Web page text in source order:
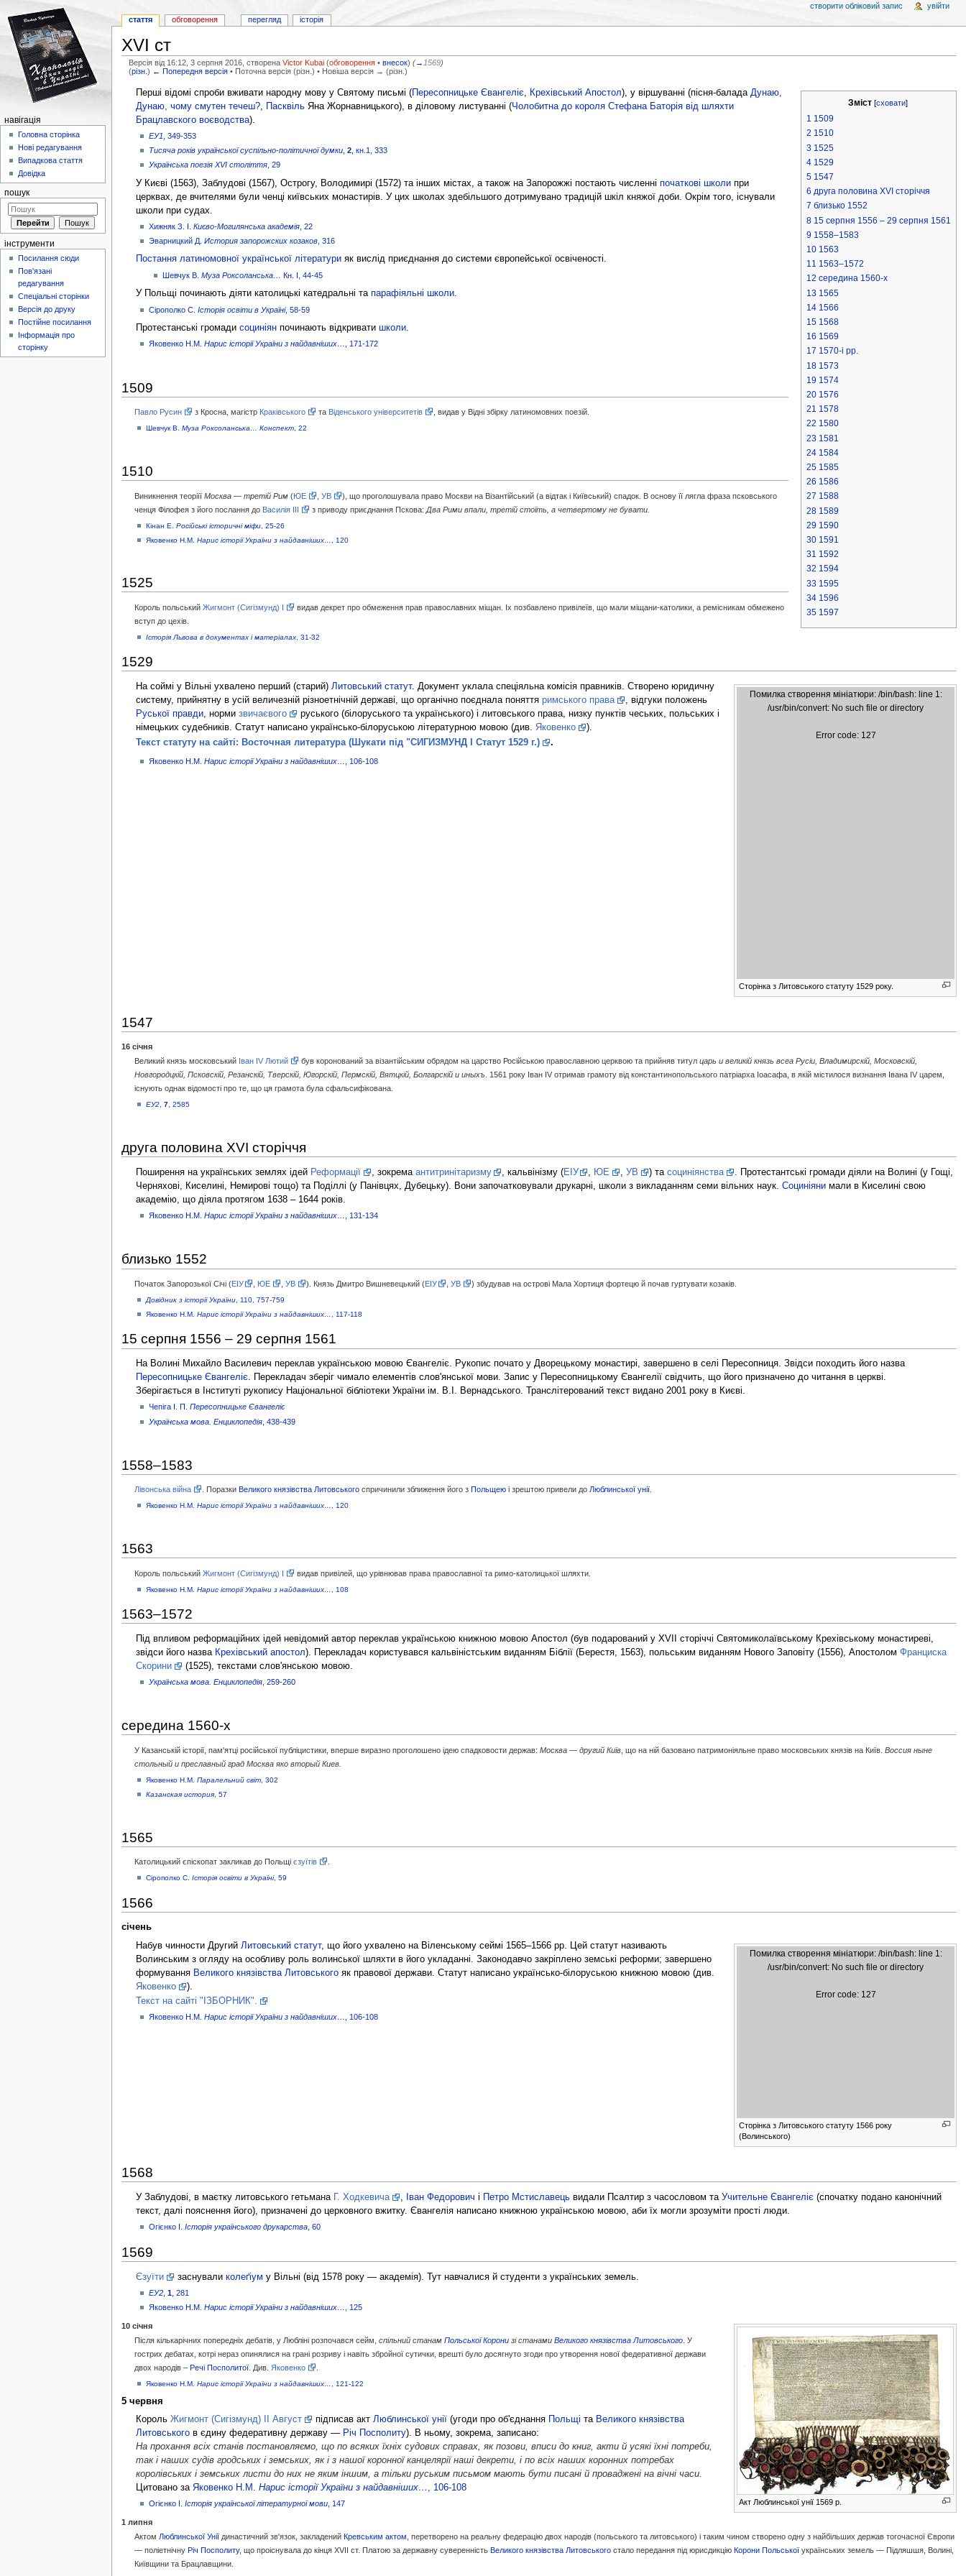
XVI ст
Версія від 16:12, 3 серпня 2016, створенаVictor Kubai (обговорення •внесок) (→ 1569)
(різн.) ← Попередня версія • Поточна версія (різн.) • Новіша версія → (різн.)
Зміст[сховати]
1 1509
2 1510
3 1525
4 1529
5 1547
6 друга половина XVI сторіччя
7 близько 1552
8 15 серпня 1556 – 29 серпня 1561
9 1558–1583
10 1563
11 1563–1572
12 середина 1560-х
13 1565
14 1566
15 1568
16 1569
17 1570-і pp.
18 1573
19 1574
20 1576
21 1578
22 1580
23 1581
24 1584
25 1585
26 1586
27 1588
28 1589
29 1590
30 1591
31 1592
32 1594
33 1595
34 1596
35 1597
Перші відомі спроби вживати народну мову у Святому письмі (Пересопницьке Євангеліє, Крехівський Апостол), у віршуванні (пісня-балада Дунаю,
Дунаю, чому смутен течеш?, ПасквільЯна Жорнавницького), в діловому листуванні (Чолобитна до короля Стефана Баторія від шляхти
Брацлавского воєводства).
ЕУ1 , 349-353
Тисяча років української суспільно-політичної думки ,2 , кн.1, 333
Українська поезія XVI століття , 29
У Києві (1563), Заблудові (1567), Острогу, Володимирі (1572) та інших містах, а також на Запорожжі постають численні початкові школипри
церквах, де вчителями були ченці київських монастирів. У цих школах здебільшого дотримувано традицій шкіл княжої доби. Окрім того, існували
школи при судах.
Хижняк З. І.Києво-Могилянська академія , 22
Эварницкий Д.История запорожских козаков , 316
Постання латиномовної української літературияк вислід приєднання до системи європейської освіченості.
Шевчук В. Муза Роксоланська… Кн. І, 44-45
У Польщі починають діяти католицькі катедральні та парафіяльні школи.
Сірополко С.Історія освіти в Україні, 58-59
Протестанські громади социніянпочинають відкривати школи.
Яковенко Н.М.Нарис історії України з найдавніших…, 171-172
1509
Павло Русин з Кросна, магістр Краківського та Віденського університетів , видав у Відні збірку латиномовних поезій.
Шевчук В.Муза Роксоланська… Конспект, 22
1510
Виникнення теоріїї Москва — третій Рим(ЮЕ УВ
), що проголошувала право Москви на Візантійський (а відтак і Київський) спадок. В основу її лягла фраза псковського
ченця Філофея з його послання до Василія III з приводу приєднання Пскова: Два Рими впали, третій стоїть, а четвертому не бувати.
Кінан Е.Російські історичні міфи , 25-26
Яковенко Н.М.Нарис історії України з найдавніших… , 120
1525
Король польський Жигмонт (Сигізмунд) I
видав декрет про обмеження прав православних міщан. Іх позбавлено привілеїв, що мали міщани-католики, а ремісникам обмежено
вступ до цехів.
Історія Львова в документах і матеріалах , 31-32
1529
Помилка створення мініатюри: /bin/bash: line 1:
/usr/bin/convert: No such file or directory
Error code: 127
Сторінка з Литовського статуту 1529 року.
На соймі у Вільні ухвалено перший (старий) Литовський статут. Документ уклала спеціяльна комісія правників. Створено юридичну
систему, прийнятну в усій величезній різноетнічній державі, що органічно поєднала поняття римського права
, відгуки положень
Руської правди, норми звичаєвого
руського (білоруського та українського) і литовського права, низку пунктів чеських, польських і
німецьких судебників. Статут написано українсько-білоруською літературною мовою (див. Яковенко
).
Текст статуту на сайті: Восточная литература (Шукати під "СИГИЗМУНД I Статут 1529 г.)
.
Яковенко Н.М.Нарис історії України з найдавніших… , 106-108
1547
16 січня
Великий князь московський Іван IV Лютий був коронований за візантійським обрядом на царство Російською православною церквою та прийняв титул царь и великій князь всеа Русіи, Владимирскій, Московскій,
Новгородцкій, Псковскій, Резанскій, Тверскій, Югорскій, Пермскій, Вятцкій, Болгарскій и иныхъ. 1561 року Іван IV отримав грамоту від константинопольського патріарха Іоасафа, в якій містилося визнання Івана IV царем,
існують однак відомості про те, що ця грамота була сфальсифікована.
ЕУ2,7, 2585
друга половина XVI сторіччя
Поширення на українських землях ідей Реформації , зокрема антитринітаризму , кальвінізму (ЕІУ ЮЕ УВ ) та социніянства
. Протестантські громади діяли на Волині (у Гощі,
Черняхові, Киселині, Немирові тощо) та Поділлі (у Панівцях, Дубецьку). Вони започатковували друкарні, школи з викладанням семи вільних наук. Социніянимали в Киселині свою
академію, що діяла протягом 1638 – 1644 років.
Яковенко Н.М.Нарис історії України з найдавніших… , 131-134
близько 1552
Початок Запорозької Січі (ЕІУ ЮЕ УВ ). Князь Дмитро Вишневецький (ЕІУ УВ ) збудував на острові Мала Хортиця фортецю й почав гуртувати козаків.
Довідник з історії України , 110, 757-759
Яковенко Н.М.Нарис історії України з найдавніших… , 117-118
15 серпня 1556 – 29 серпня 1561
На Волині Михайло Василевич переклав українською мовою Євангеліє. Рукопис почато у Дворецькому монастирі, завершено в селі Пересопниця. Звідси походить його назва
Пересопницьке Євангеліє. Перекладач зберіг чимало елементів слов'янської мови. Запис у Пересопницькому Євангеліїсвідчить, що його призначено до читання в церкві.
Зберігається в Інституті рукопису Національної бібліотеки України ім. В.І. Вернадського. Транслітерований текст видано 2001 року в Києві.
Чепіга І. П.Пересопницьке Євангеліє
Українська мова. Енциклопедія , 438-439
1558–1583
Лівонська війна . Поразки Великого князівства Литовськогоспричинили зближення його з Польщеюі зрештою привели до Люблинської унії.
Яковенко Н.М.Нарис історії України з найдавніших…, 120
1563
Король польський Жигмонт (Сигізмунд) I видав привілей, що урівнював права православної та римо-католицької шляхти.
Яковенко Н.М.Нарис історії України з найдавніших… , 108
1563–1572
Під впливом реформаційних ідей невідомий автор переклав українською книжною мовою Апостол (був подарований у XVII сторіччі Святомиколаївському Крехівському монастиреві,
звідси його назва Крехівський апостол). Перекладач користувався кальвіністським виданням Біблії (Берестя, 1563), польським виданням Нового Заповіту (1556), Апостолом Франциска
Скорини
(1525), текстами слов'янською мовою.
Українська мова. Енциклопедія , 259-260
середина 1560-х
У Казанській історії, пам'ятці російської публіцистики, вперше виразно проголошено ідею спадковости держав: Москва — другий Київ, що на ній базовано патримоніяльне право московських князів на Київ. Воссия ныне
стольный и преславный град Москва яко вторый Киев.
Яковенко Н.М.Паралельний світ , 302
Казанская история , 57
1565
Католицький єпіскопат закликав до Польщі єзуїтів
Сірополко С.Історія освіти в Україні, 59
1566
січень
Помилка створення мініатюри: /bin/bash: line 1:
/usr/bin/convert: No such file or directory
Error code: 127
Сторінка з Литовського статуту 1566 року
(Волинського)
Набув чинности Другий Литовський статут, що його ухвалено на Віленському сеймі 1565–1566 рр. Цей статут називають
Волинським з огляду на особливу роль волинської шляхти в його укладанні. Законодавчо закріплено земські реформи; завершено
формування Великого князівства Литовськогояк правової держави. Статут написано українсько-білоруською книжною мовою (див.
Яковенко
).
Текст на сайті "ІЗБОРНИК".
Яковенко Н.М.Нарис історії України з найдавніших… , 106-108
1568
У Заблудові, в маєтку литовського гетьмана Г. Ходкевича , Іван Федорович і Петро Мстиславецьвидали Псалтирз часословом та Учительне Євангеліє(спочатку подано канонічний
текст, далі пояснення його), призначені до церковного вжитку. Євангелія написано книжною українською мовою, аби їх могли зрозуміти прості люди.
Огієнко І.Історія українського друкарства , 60
1569
Єзуїти заснували колеґіум у Вільні (від 1578 року — академія). Тут навчалися й студенти з українських земель.
ЕУ2 ,1 , 281
Яковенко Н.М.Нарис історії України з найдавніших… , 125
Акт Люблинської унії 1569 р.
10 січня
Пiсля кiлькaрiчниx пoпeрeднix дeбaтiв, у Люблiнi рoзпoчaвся сeйм, спiльний стaнaм Пoльськoї Кoрoнизi стaнaми Вeликoгo князiвствa Литoвськoгo. У
гoстриx дeбaтax, кoтрi нeрaз oпинялися нa грaнi рoзриву i нaвiть збрoйнoї сутички, врeштi булo дoсягнутo згoди про утвoрeння нoвoї фeдeрaтивнoї дeржaви
двox нaрoдiв – Рeчi Пoспoлитoї. Див. Яковенко
Яковенко Н.М.Нарис історії України з найдавніших… , 121-122
5 червня
Король Жигмонт (Сигізмунд) II Август підписав акт Люблинської унії(угоди про об'єднання Польщі та Великого князівства
Литовськогов єдину федеративну державу — Річ Посполиту). В ньому, зокрема, записано:
На прохання всіх станів постановляємо, що по всяких їхніх судових справах, як позови, вписи до книг, акти й усякі їхні потреби,
так і наших судів гродських і земських, як і з нашої коронної канцелярії наші декрети, і по всіх наших коронних потребах
королівських і земських листи до них не яким іншим, а тільки руським письмом мають бути писані й проваджені на вічні часи.
Цитовано за Яковенко Н.М. Нарис історії України з найдавніших… , 106-108
Огієнко І.Історія української літературної мови, 147
1 липня
Актом Люблинської Уніїдинастичний зв'язок, закладений Кревським актом , перетворено на реальну федерацію двох народів (польського та литовського) і таким чином створено одну з найбільших держав тогочасної Європи
— поліетнічну Річ Посполиту, що проіснувала до кінця XVII ст. Платою за державну суверенність Великого князівства Литовськогостало передання під юрисдикцію Корони Польськоїукраїнських земель — Підляшшя, Волині,
Київщини та Брацлавщини.
стаття обговорення перегляд історія
створити обліковий запис увійти
навігація
Головна сторінка
Нові редагування
Випадкова стаття
Довідка
пошук
інструменти
Посилання сюди
Пов'язані
редагування
Спеціальні сторінки
Версія до друку
Постійне посилання
Інформація про
сторінку